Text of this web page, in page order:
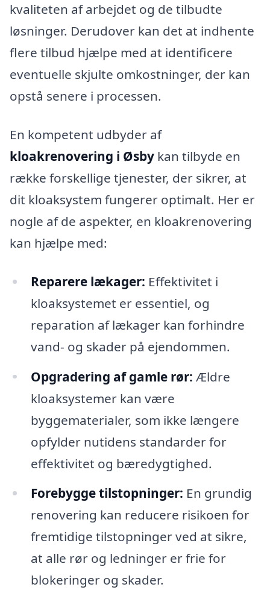
kvaliteten af arbejdet og de tilbudte
løsninger. Derudover kan det at indhente
flere tilbud hjælpe med at identificere
eventuelle skjulte omkostninger, der kan
opstå senere i processen.
En kompetent udbyder af
kloakrenovering i Øsby kan tilbyde en
række forskellige tjenester, der sikrer, at
dit kloaksystem fungerer optimalt. Her er
nogle af de aspekter, en kloakrenovering
kan hjælpe med:
Reparere lækager: Effektivitet i
kloaksystemet er essentiel, og
reparation af lækager kan forhindre
vand- og skader på ejendommen.
Opgradering af gamle rør: Ældre
kloaksystemer kan være
byggematerialer, som ikke længere
opfylder nutidens standarder for
effektivitet og bæredygtighed.
Forebygge tilstopninger: En grundig
renovering kan reducere risikoen for
fremtidige tilstopninger ved at sikre,
at alle rør og ledninger er frie for
blokeringer og skader.